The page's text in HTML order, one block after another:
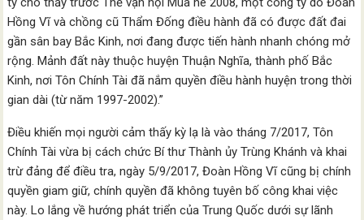
Hồng Vĩ và chồng cũ Thẩm Đống điều hành đã có được đất đai
gần sân bay Bắc Kinh, nơi đang được tiến hành nhanh chóng mở
rộng. Mảnh đất này thuộc huyện Thuận Nghĩa, thành phố Bắc
Kinh, nơi Tôn Chính Tài đã nắm quyền điều hành huyện trong thời
gian dài (từ năm 1997-2002).”
Điều khiến mọi người cảm thấy kỳ lạ là vào tháng 7/2017, Tôn
Chính Tài vừa bị cách chức Bí thư Thành ủy Trùng Khánh và khai
trừ đảng để điều tra, ngày 5/9/2017, Đoàn Hồng Vĩ cũng bị chính
quyền giam giữ, chính quyền đã không tuyên bố công khai việc
này. Lo lắng về hướng phát triển của Trung Quốc dưới sự lãnh